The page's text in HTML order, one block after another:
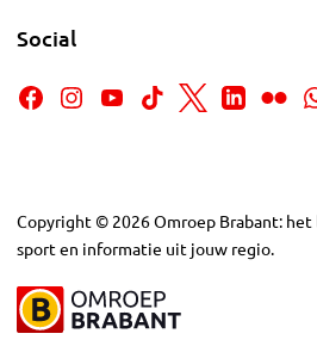
Social
Copyright © 2026Omroep Brabant:
sport en informatie uit jouw regio.